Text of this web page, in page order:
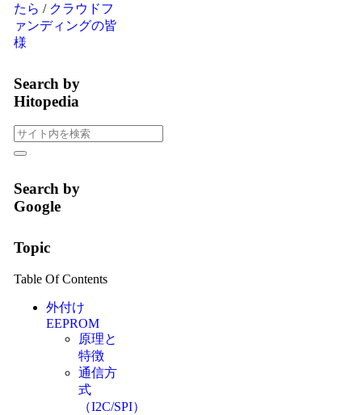
たら / クラウドフ
ァンディングの皆
様
Search by
Hitopedia
Search by
Google
Topic
Table Of Contents
外付け
EEPROM
原理と
特徴
通信方
式
（I2C/SPI）